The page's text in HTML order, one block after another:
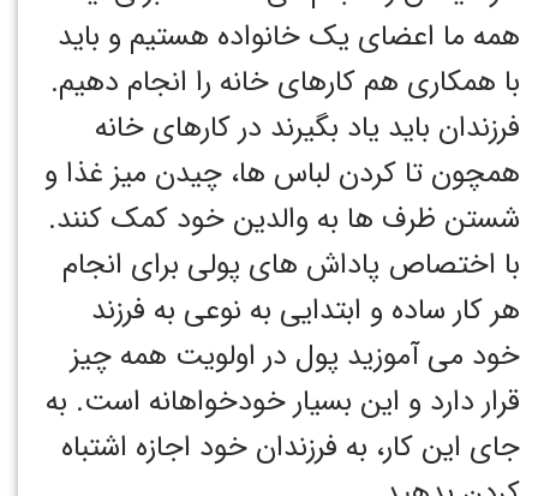
همه ما اعضای یک خانواده هستیم و باید
با همکاری هم کارهای خانه را انجام دهیم.
فرزندان باید یاد بگیرند در کارهای خانه
همچون تا کردن لباس ها، چیدن میز غذا و
شستن ظرف ها به والدین خود کمک کنند.
با اختصاص پاداش های پولی برای انجام
هر کار ساده و ابتدایی به نوعی به فرزند
خود می آموزید پول در اولویت همه چیز
قرار دارد و این بسیار خودخواهانه است. به
جای این کار، به فرزندان خود اجازه اشتباه